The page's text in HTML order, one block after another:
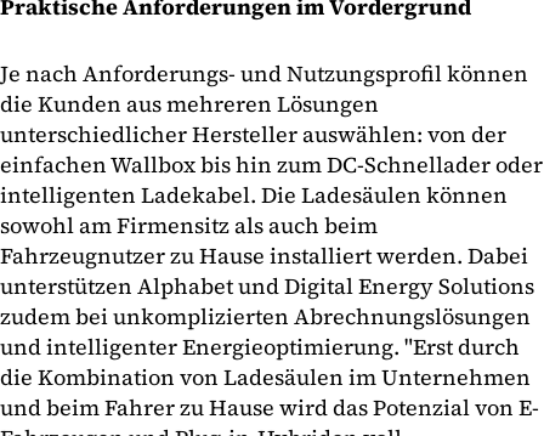
Praktische Anforderungen im Vordergrund
Je nach Anforderungs- und Nutzungsprofil können
die Kunden aus mehreren Lösungen
unterschiedlicher Hersteller auswählen: von der
einfachen Wallbox bis hin zum DC-Schnellader oder
intelligenten Ladekabel. Die Ladesäulen können
sowohl am Firmensitz als auch beim
Fahrzeugnutzer zu Hause installiert werden. Dabei
unterstützen Alphabet und Digital Energy Solutions
zudem bei unkomplizierten Abrechnungslösungen
und intelligenter Energieoptimierung. "Erst durch
die Kombination von Ladesäulen im Unternehmen
und beim Fahrer zu Hause wird das Potenzial von E-